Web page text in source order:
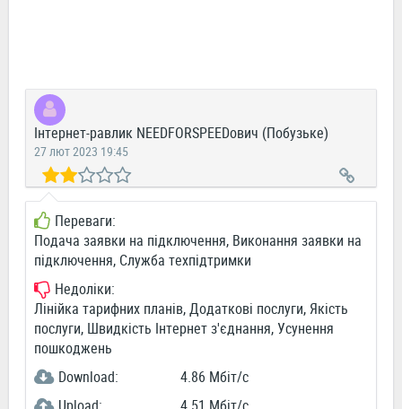
Інтернет-равлик NEEDFORSPEEDович (Побузьке)
27 лют 2023 19:45
Переваги:
Подача заявки на підключення, Виконання заявки на
підключення, Служба техпідтримки
Недоліки:
Лінійка тарифних планів, Додаткові послуги, Якість
послуги, Швидкість Інтернет з'єднання, Усунення
пошкоджень
Download:
4.86 Мбіт/c